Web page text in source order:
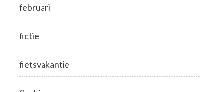
februari
fictie
fietsvakantie